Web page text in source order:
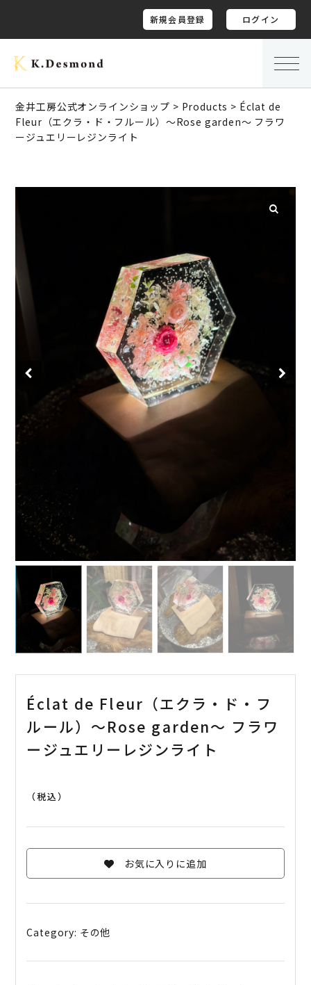
新規会員登録 ログイン
金井工房公式オンラインショップ > Products > Éclat de
Fleur（エクラ・ド・フルール）〜Rose garden〜 フラワ
ージュエリーレジンライト
Éclat de Fleur（エクラ・ド・フ
ルール）〜Rose garden〜 フラワ
ージュエリーレジンライト
（税込）
お気に入りに追加
Category: その他